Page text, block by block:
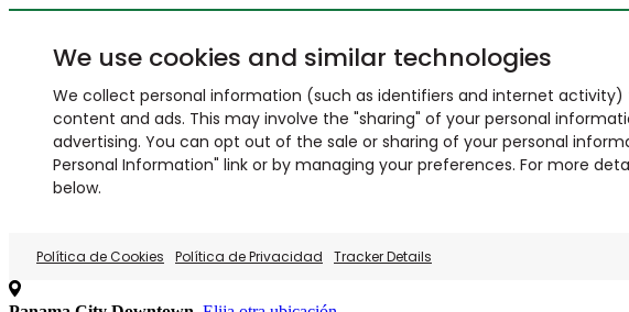
We use cookies and similar technologies
We collect personal information (such as identifiers and internet
content and ads. This may involve the "sharing" of your personal
advertising. You can opt out of the sale or sharing of your personal
Personal Information" link or by managing your preferences. For more
below.
Política de Cookies Política de Privacidad Tracker Details